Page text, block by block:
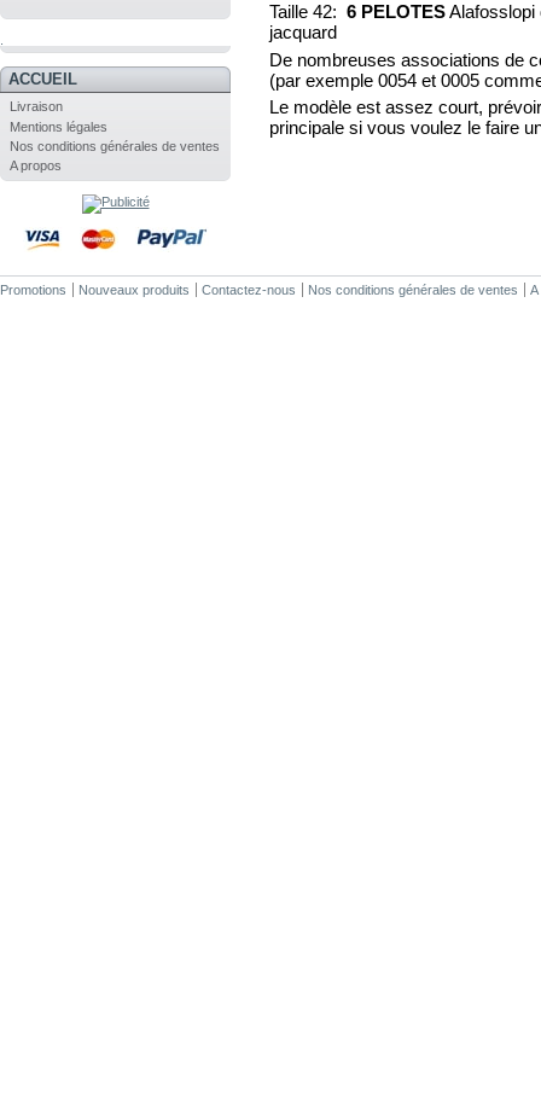
ACCUEIL
Livraison
Mentions légales
Nos conditions générales de ventes
A propos
Taille 42: 6 PELOTES
jacquard
De nombreuses associations de
(par exemple 0054 et 0005
Le modèle est assez court,
principale si vous voulez le faire
Promotions Nouveaux produits Contactez-nous Nos conditions générales de ventes A